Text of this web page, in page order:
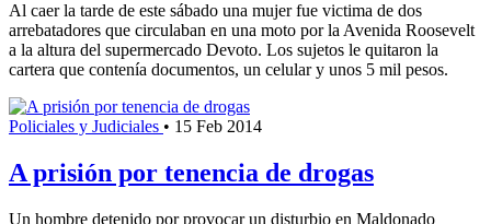
Al caer la tarde de este sábado una mujer fue victima de dos
arrebatadores que circulaban en una moto por la Avenida Roosevelt
a la altura del supermercado Devoto. Los sujetos le quitaron la
cartera que contenía documentos, un celular y unos 5 mil pesos.
Policiales y Judiciales • 15 Feb 2014
A prisión por tenencia de drogas
Un hombre detenido por provocar un disturbio en Maldonado